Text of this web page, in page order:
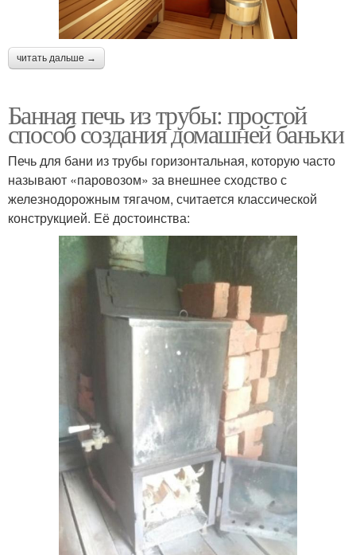
читать дальше →
Банная печь из трубы: простой
способ создания домашней баньки
Печь для бани из трубы горизонтальная, которую часто
называют «паровозом» за внешнее сходство с
железнодорожным тягачом, считается классической
конструкцией. Её достоинства: